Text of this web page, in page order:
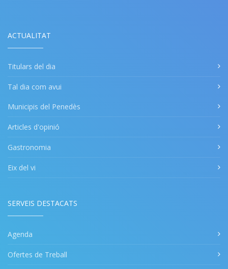
ACTUALITAT
Titulars del dia
Tal dia com avui
Municipis del Penedès
Articles d'opinió
Gastronomia
Eix del vi
SERVEIS DESTACATS
Agenda
Ofertes de Treball